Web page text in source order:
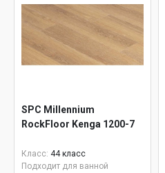
SPC Millennium
RockFloor Kenga 1200-7
Класс: 44 класс
Подходит для ванной